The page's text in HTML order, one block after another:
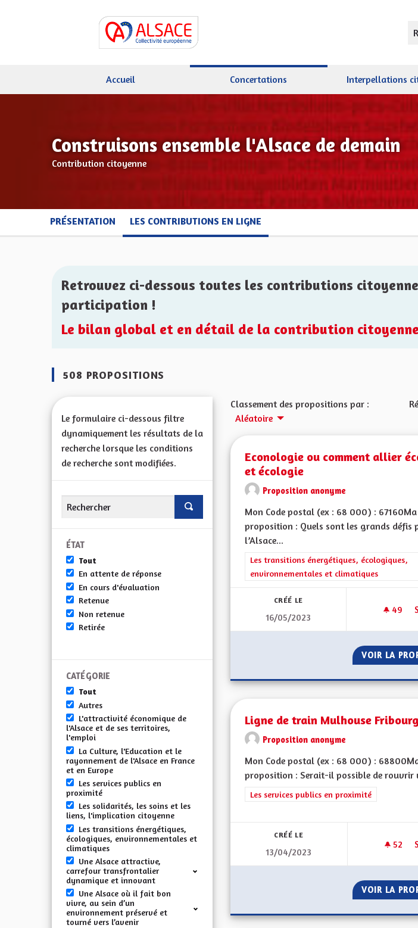
Accueil Concertations Interpellations
Construisons ensemble l'Alsace de demain
Contribution citoyenne
PRÉSENTATION LES CONTRIBUTIONS EN LIGNE
Retrouvez ci-dessous toutes les contributions
participation !
Le bilan global et en détail de la contribution citoyenne
508 PROPOSITIONS
Le formulaire ci-dessous filtre
dynamiquement les résultats de la
recherche lorsque les conditions
de recherche sont modifiées.
ÉTAT
Tout
En attente de réponse
En cours d'évaluation
Retenue
Non retenue
Retirée
CATÉGORIE
Tout
Autres
L'attractivité économique de
l'Alsace et de ses territoires,
l'emploi
La Culture, l'Education et le
rayonnement de l'Alsace en France
et en Europe
Les services publics en
proximité
Les solidarités, les soins et les
liens, l'implication citoyenne
Les transitions énergétiques,
écologiques, environnementales et
climatiques
Une Alsace attractive,
carrefour transfrontalier
dynamique et innovant
Une Alsace où il fait bon
vivre, au sein d’un
environnement préservé et
tourné vers l’avenir
Classement des propositions par :
Aléatoire
Econologie ou comment allier
et écologie
Proposition anonyme
Mon Code postal (ex : 68 000) : 67160Ma
proposition : Quels sont les grands défis
l’Alsace...
Filtrer les résultats de la catégorie : Les
Les transitions énergétiques, écologiques,
environnementales et climatiques
CRÉÉ LE
16/05/2023
49
VOIR LA
Ligne de train Mulhouse Fribourg
Proposition anonyme
Mon Code postal (ex : 68 000) :
proposition : Serait-il possible de rouvrir
Filtrer les résultats de la catégorie : Les
Les services publics en proximité
CRÉÉ LE
13/04/2023
52
VOIR LA